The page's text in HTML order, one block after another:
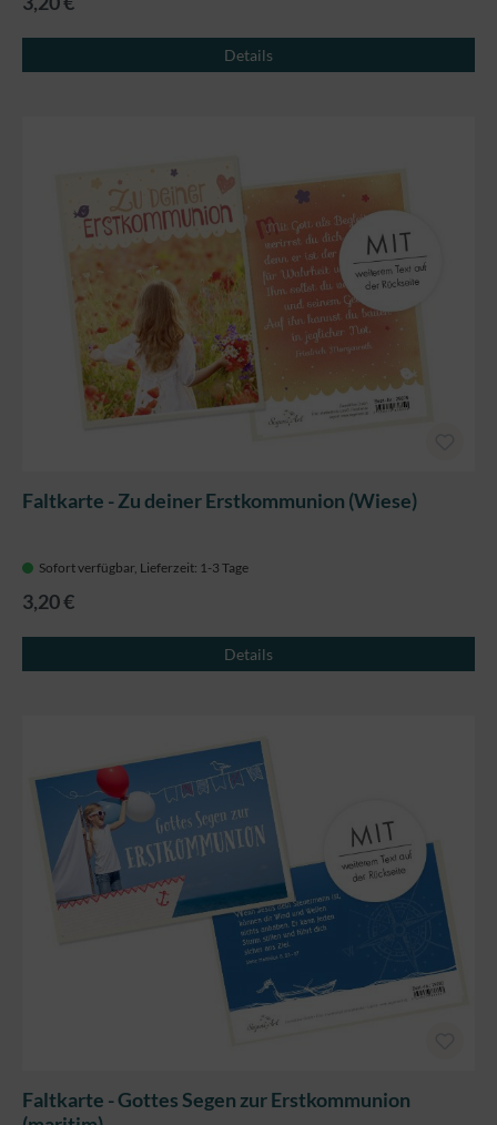
Details
Faltkarte - Zu deiner Erstkommunion (Wiese)
Sofort verfügbar, Lieferzeit: 1-3 Tage
3,20 €
Details
Faltkarte - Gottes Segen zur Erstkommunion